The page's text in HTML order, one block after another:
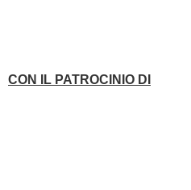
CON IL PATROCINIO DI